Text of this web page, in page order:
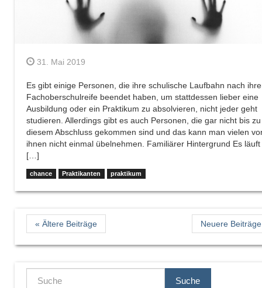
31. Mai 2019
Es gibt einige Personen, die ihre schulische Laufbahn nach
Fachoberschulreife beendet haben, um stattdessen lieber eine
Ausbildung oder ein Praktikum zu absolvieren, nicht jeder geht
studieren. Allerdings gibt es auch Personen, die gar nicht bis zu
diesem Abschluss gekommen sind und das kann man vielen
ihnen nicht einmal übelnehmen. Familiärer Hintergrund Es läuft
[…]
chance Praktikanten praktikum
« Ältere Beiträge Neuere Beiträge
Suche